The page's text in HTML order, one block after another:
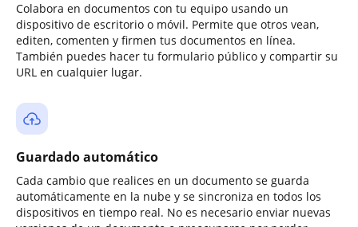
Colabora en documentos con tu equipo usando un
dispositivo de escritorio o móvil. Permite que otros vean,
editen, comenten y firmen tus documentos en línea.
También puedes hacer tu formulario público y compartir su
URL en cualquier lugar.
Guardado automático
Cada cambio que realices en un documento se guarda
automáticamente en la nube y se sincroniza en todos los
dispositivos en tiempo real. No es necesario enviar nuevas